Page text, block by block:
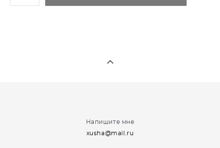
Напишите мне
xusha@mail.ru